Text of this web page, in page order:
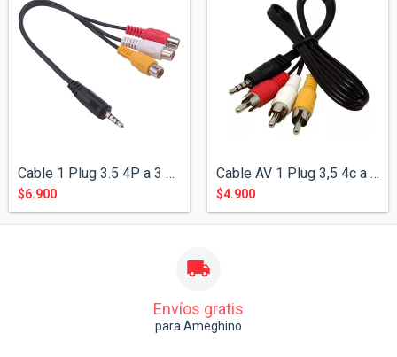
Cable 1 Plug 3.5 4P a 3 RCA Jack
$6.900
Cable AV 1 Plug 3,5 4c a 3 RCA para Cáma...
$4.900
Envíos gratis
para Ameghino